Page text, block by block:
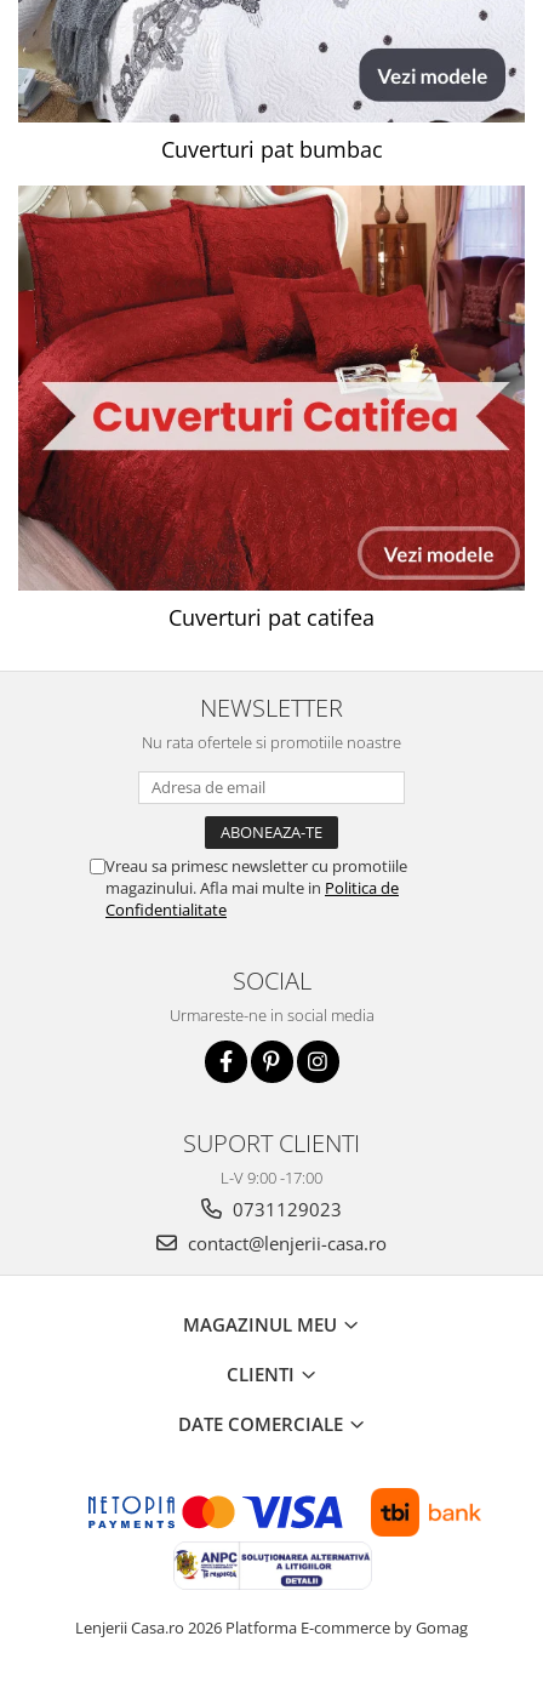
Cuverturi pat bumbac
Cuverturi pat catifea
NEWSLETTER
Nu rata ofertele si promotiile noastre
Vreau sa primesc newsletter cu promotiile
magazinului. Afla mai multe in Politica de
Confidentialitate
SOCIAL
Urmareste-ne in social media
SUPORT CLIENTI
L-V 9:00 -17:00
0731129023
contact@lenjerii-casa.ro
MAGAZINUL MEU
CLIENTI
DATE COMERCIALE
Lenjerii Casa.ro 2026 Platforma E-commerce by Gomag